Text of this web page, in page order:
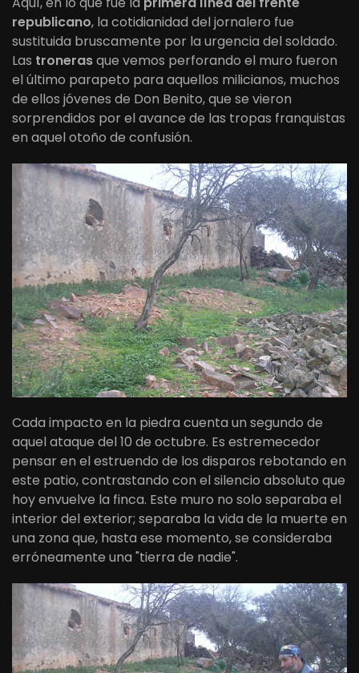
republicano, la cotidianidad del jornalero fue
sustituida bruscamente por la urgencia del soldado.
Las tronerasque vemos perforando el muro fueron
el último parapeto para aquellos milicianos, muchos
de ellos jóvenes de Don Benito, que se vieron
sorprendidos por el avance de las tropas franquistas
en aquel otoño de confusión.
Cada impacto en la piedra cuenta un segundo de
aquel ataque del 10 de octubre. Es estremecedor
pensar en el estruendo de los disparos rebotando en
este patio, contrastando con el silencio absoluto que
hoy envuelve la finca. Este muro no solo separaba el
interior del exterior; separaba la vida de la muerte en
una zona que, hasta ese momento, se consideraba
erróneamente una "tierra de nadie".